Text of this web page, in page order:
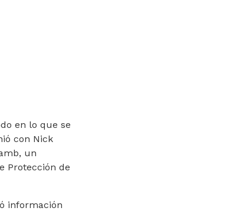
en lo que se
con Nick
un
Protección de
información